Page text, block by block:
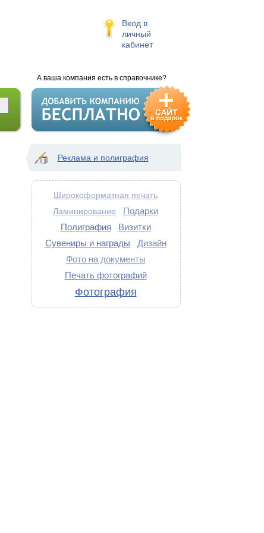
Вход в
личный
кабинет
А ваша компания есть в справочнике?
Реклама и полиграфия
Широкоформатная печать
Ламинирование
Подарки
Полиграфия
Визитки
Сувениры и награды
Дизайн
Фото на документы
Печать фотографий
Фотография